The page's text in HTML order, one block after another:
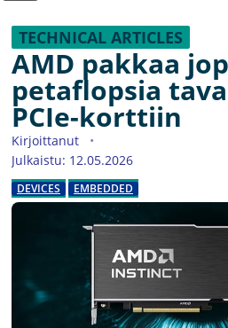
TECHNICAL ARTICLES
AMD pakkaa
petaflopsia
PCIe-korttiin
Kirjoittanut
Julkaistu: 12.05.2026
DEVICES EMBEDDED